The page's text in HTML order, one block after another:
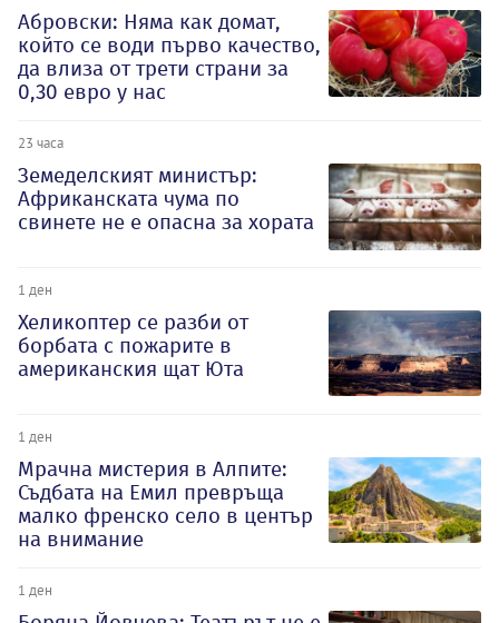
Абровски: Няма как домат,
който се води първо качество,
да влиза от трети страни за
0,30 евро у нас
23 часа
Земеделският министър:
Африканската чума по
свинете не е опасна за хората
1 ден
Хеликоптер се разби от
борбата с пожарите в
американския щат Юта
1 ден
Мрачна мистерия в Алпите:
Съдбата на Емил превръща
малко френско село в център
на внимание
1 ден